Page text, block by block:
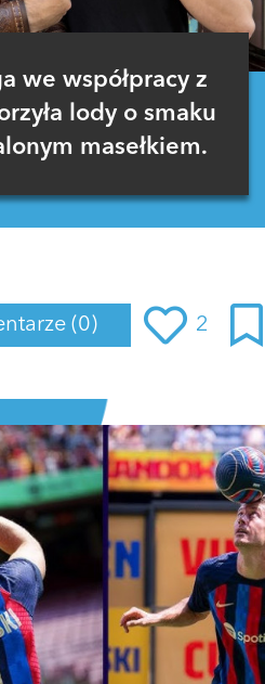
we współpracy z
lody o smaku
masełkiem.
(0) 2